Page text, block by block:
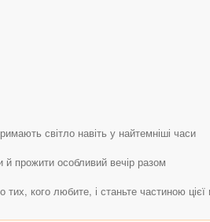
світло навіть у найтемніші часи
прожити особливий вечір разом
кого любите, і станьте частиною цієї